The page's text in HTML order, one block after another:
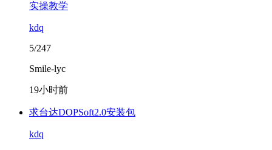
实操教学
kdq
5/247
Smile-lyc
19小时前
求台达DOPSoft2.0安装包
kdq